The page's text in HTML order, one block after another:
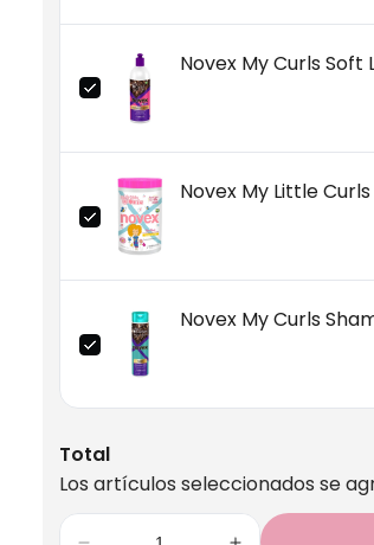
Novex My Curls
Novex My Little
Novex My Curls
Total
Los artículos seleccionados se